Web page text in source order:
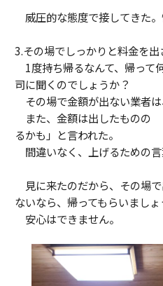
威圧的な態度で接してきた。
3.その場でしっかりと料金を出
1度持ち帰るなんて、帰って
司に聞くのでしょうか？
その場で金額が出ない業者は
また、金額は出したものの
るかも」と言われた。
間違いなく、上げるための言
見に来たのだから、その場
ないなら、帰ってもらいましょ
安心はできません。